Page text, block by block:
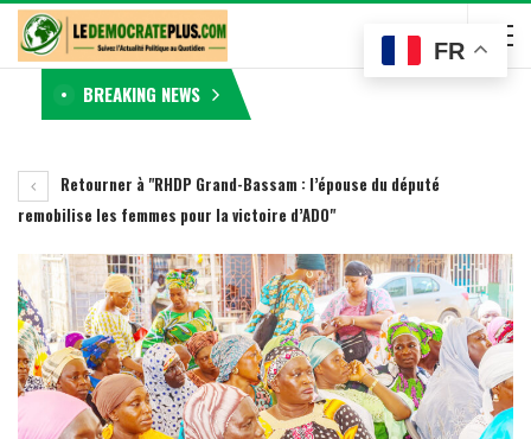
BREAKING NEWS
Retourner à "RHDP Grand-Bassam : l’épouse du député
remobilise les femmes pour la victoire d’ADO"
FR